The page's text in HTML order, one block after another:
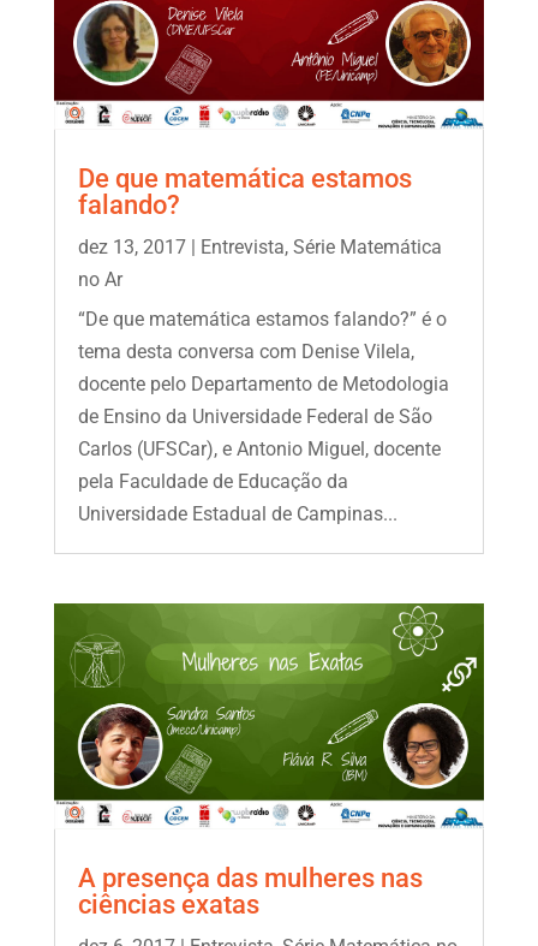
De que matemática estamos
falando?
dez 13, 2017| Entrevista, Série Matemática
no Ar
“De que matemática estamos falando?” é o
tema desta conversa com Denise Vilela,
docente pelo Departamento de Metodologia
de Ensino da Universidade Federal de São
Carlos (UFSCar), e Antonio Miguel, docente
pela Faculdade de Educação da
Universidade Estadual de Campinas...
A presença das mulheres nas
ciências exatas